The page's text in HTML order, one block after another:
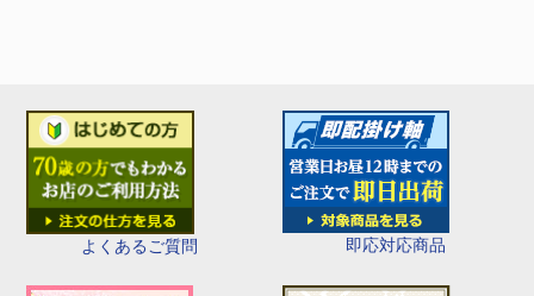
よくあるご質問 即応対応商品